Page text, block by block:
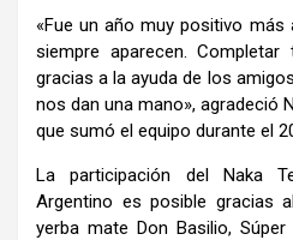
«Fue un año muy positivo más
siempre aparecen.
gracias a la ayuda de los
nos dan una mano», agradeció
que sumó el equipo durante el
La participación del Naka
Argentino es posible gracias
yerba mate Don Basilio,